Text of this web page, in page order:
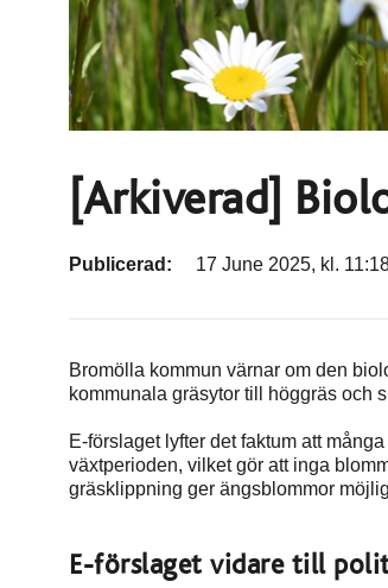
[Arkiverad]
Publicerad: 17 June 2025, kl.
Bromölla kommun värnar om den
kommunala gräsytor till höggräs och
E-förslaget lyfter det faktum att
växtperioden, vilket gör att inga
gräsklippning ger ängsblommor
E-förslaget vidare till